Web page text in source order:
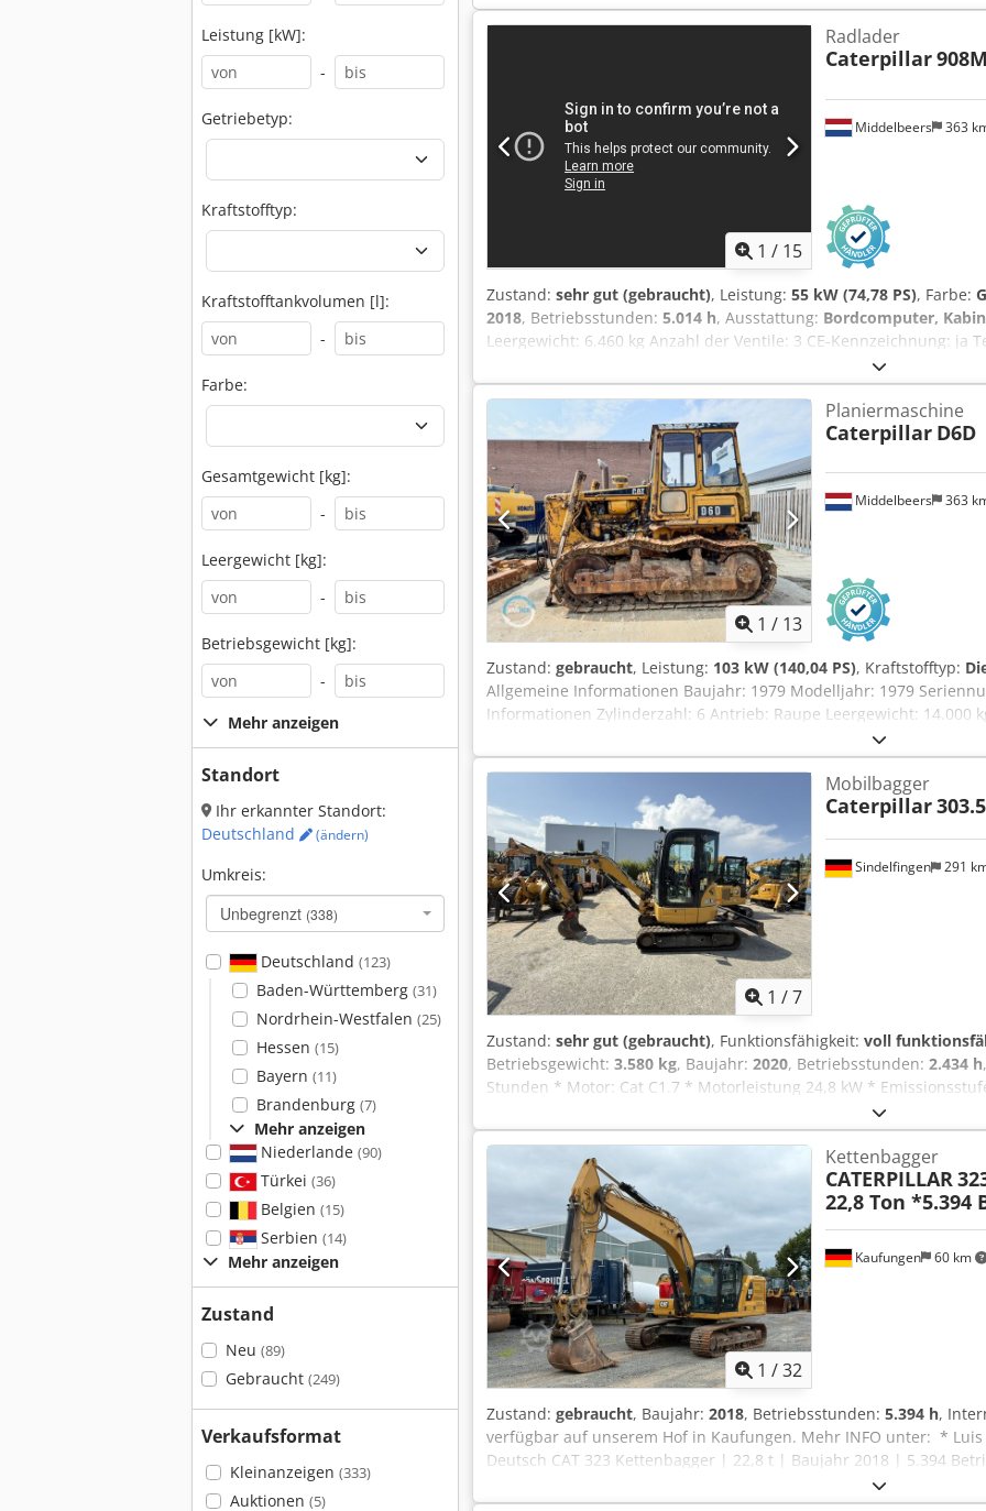
Leistung [kW]:
-
Getriebetyp:
Kraftstofftyp:
Kraftstofftankvolumen [l]:
-
Farbe:
Gesamtgewicht [kg]:
-
Leergewicht [kg]:
-
Betriebsgewicht [kg]:
-
Mehr anzeigen
Standort
Ihr erkannter Standort:
Deutschland
(ändern)
Umkreis:
Unbegrenzt (338)
Deutschland (123)
Baden-Württemberg (31)
Nordrhein-Westfalen (25)
Hessen (15)
Bayern (11)
Brandenburg (7)
Mehr anzeigen
Niederlande (90)
Türkei (36)
Belgien (15)
Serbien (14)
Mehr anzeigen
Zustand
Neu (89)
Gebraucht (249)
Verkaufsformat
Kleinanzeigen (333)
Auktionen (5)
1 / 15
Middelbeers 363
Radlader
Caterpillar908M
Zustand: sehr gut (gebraucht), Leistung: 55 kW (74,78 PS), Farbe:
2018, Betriebsstunden: 5.014 h, Ausstattung: Bordcomputer,
Leergewicht: 6.460 kg Anzahl der Ventile: 3 CE-Kennzeichnung: ja
Optischer Zustand: sehr gut Preis: Auf Anfrage Seriennummer:
Asha = Weitere Optionen und Zubehör = - 3. Ventil -
1 / 13
Middelbeers 363
Planiermaschine
Caterpillar D6D
Zustand: gebraucht, Leistung: 103 kW (140,04 PS), Kraftstofftyp:
Allgemeine Informationen Baujahr: 1979 Modelljahr: 1979
Informationen Zylinderzahl: 6 Antrieb: Raupe Leergewicht: 14.000
Allgemeiner Zustand: durchschnittlich Technischer Zustand: gut
Informationen Preis: Auf Anfrage Weitere Informationen Wenden
1 /7
Sindelfingen 291
Mobilbagger
Caterpillar
Zustand: sehr gut (gebraucht), Funktionsfähigkeit: voll
Betriebsgewicht: 3.580 kg, Baujahr: 2020, Betriebsstunden: 2.434 h
Stunden * Motor: Cat C1.7 * Motorleistung 24,8 kW *
* Abmessungen (Transportlänge: 4.800 - Transportbreite: 1.780
Cjdpfxszrthvs Ak Ajha * Kurzheck (ECR – Extended Compact
Schnellwechsler
1 /32
Kaufungen 60 km
Kettenbagger
CATERPILLAR
22,8 Ton *5.394
Zustand: gebraucht, Baujahr: 2018, Betriebsstunden: 5.394 h,
verfügbar auf unserem Hof in Kaufungen. Mehr INFO unter: *
Deutsch CAT 323 Kettenbagger | 22,8 t | Baujahr 2018 | 5.394
gebrauchter CAT 323 Kettenbagger aus dem Baujahr 2018. Mit
eignet sich die Maschine ideal für Erdbewegungs-, Tiefbau-,